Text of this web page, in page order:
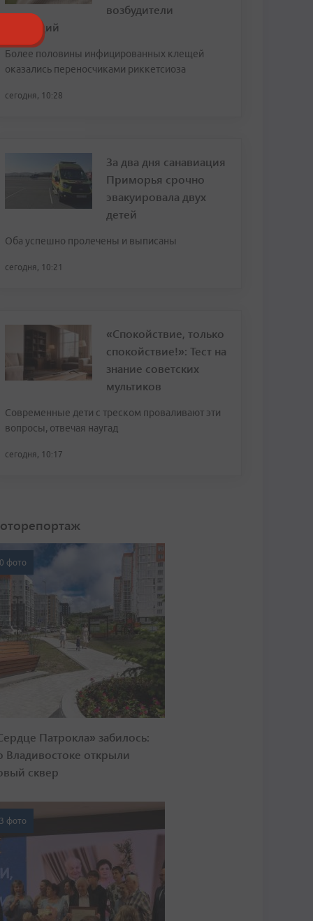
возбудители
инфекций
Более половины инфицированных клещей
оказались переносчиками риккетсиоза
сегодня, 10:28
За два дня санавиация
Приморья срочно
эвакуировала двух
детей
Оба успешно пролечены и выписаны
сегодня, 10:21
«Спокойствие, только
спокойствие!»: Тест на
знание советских
мультиков
Современные дети с треском проваливают эти
вопросы, отвечая наугад
сегодня, 10:17
фото
Патрокла» забилось:
Владивостоке открыли
сквер
фото